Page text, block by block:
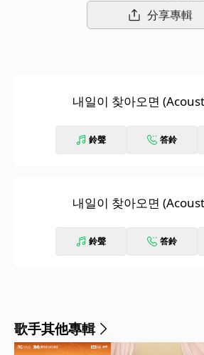
分享專輯
내일이 찾아오면
鈴聲 答鈴
내일이 찾아오면
鈴聲 答鈴
歌手其他專輯